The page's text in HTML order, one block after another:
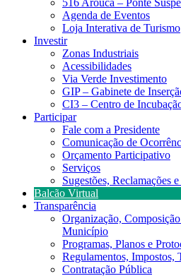
516 Arouca – Ponte
Agenda de Eventos
Loja Interativa de Turismo
Investir
Zonas Industriais
Acessibilidades
Via Verde Investimento
GIP – Gabinete de
CI3 – Centro de
Participar
Fale com a Presidente
Comunicação de
Orçamento Participativo
Serviços
Sugestões, Reclamações
Balcão Virtual
Transparência
Organização,
Município
Programas, Planos e
Regulamentos, Impostos,
Contratação Pública